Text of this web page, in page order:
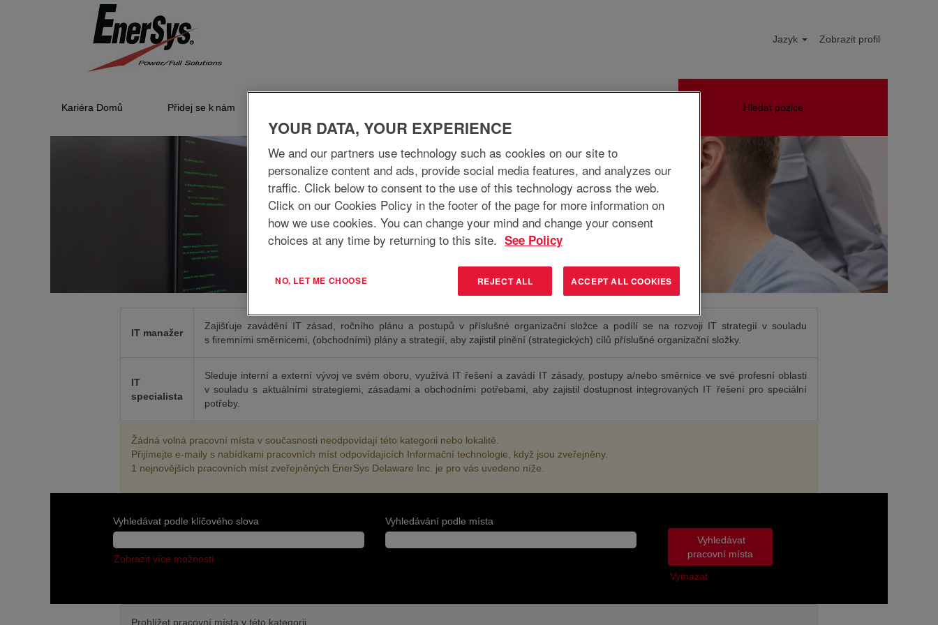
Jazyk Zobrazit profil
Kariéra Domů Přidej se k nám Hledat pozice
Informační
technologie
IT manažer
Zajišťuje zavádění IT zásad, ročního plánu a postupů v příslušné organizační složce a podílí se na rozvoji IT strategií v souladu
s firemními směrnicemi, (obchodními) plány a strategií, aby zajistil plnění (strategických) cílů příslušné organizační složky.
IT
specialista
Sleduje interní a externí vývoj ve svém oboru, využívá IT řešení a zavádí IT zásady, postupy a/nebo směrnice ve své profesní oblasti
v souladu s aktuálními strategiemi, zásadami a obchodními potřebami, aby zajistil dostupnost integrovaných IT řešení pro speciální
potřeby.
Žádná volná pracovní místa v současnosti neodpovídají této kategorii nebo lokalitě.
Přijímejte e-maily s nabídkami pracovních míst odpovídajících Informační technologie, když jsou zveřejněny.
1 nejnovějších pracovních míst zveřejněných EnerSys Delaware Inc. je pro vás uvedeno níže.
Vyhledávat podle klíčového slova Vyhledávání podle místa
Zobrazit více možností
Vymazat
Prohlížet pracovní místa v této kategorii
YOUR DATA, YOUR EXPERIENCE
We and our partners use technology such as cookies on our site to
personalize content and ads, provide social media features, and analyzes our
traffic. Click below to consent to the use of this technology across the web.
Click on our Cookies Policy in the footer of the page for more information on
how we use cookies. You can change your mind and change your consent
choices at any time by returning to this site. See Policy
NO, LET ME CHOOSE REJECT ALL ACCEPT ALL COOKIES